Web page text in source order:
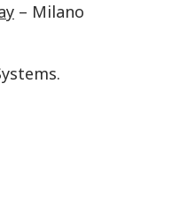
– Milano